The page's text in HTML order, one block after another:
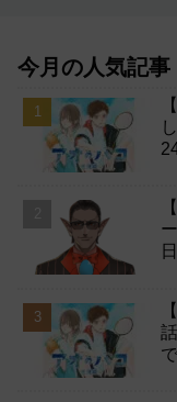
今月の人気記事